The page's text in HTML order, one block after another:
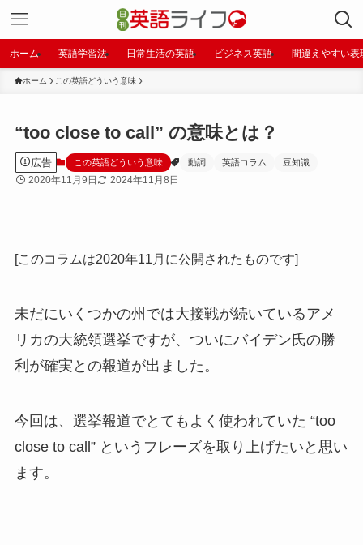
ホーム 英語学習法 日常生活の英語 ビジネス英語 間違えやすい表
ホーム この英語どういう意味
“too close to call” の意味とは？
広告 この英語どういう意味 動詞 英語コラム 豆知識
2020年11月9日 2024年11月8日
[このコラムは2020年11月に公開されたものです]
未だにいくつかの州では大接戦が続いているアメ
リカの大統領選挙ですが、ついにバイデン氏の勝
利が確実との報道が出ました。
今回は、選挙報道でとてもよく使われていた “too
close to call” というフレーズを取り上げたいと思い
ます。